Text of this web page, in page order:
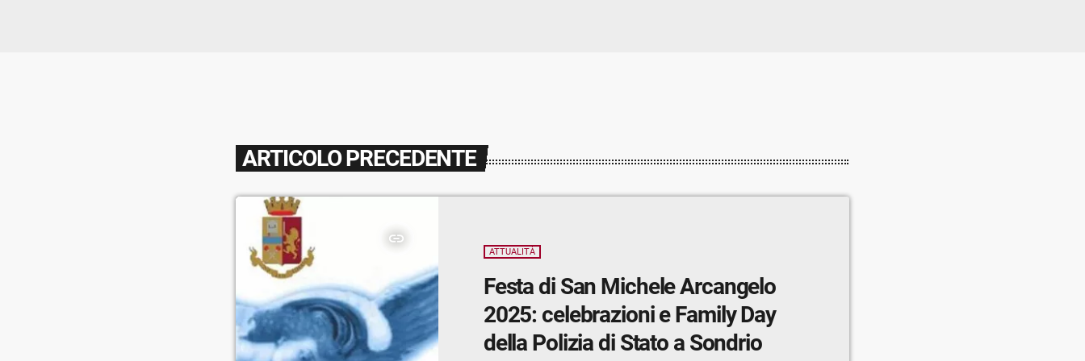
ARTICOLO PRECEDENTE
insert_link
ATTUALITÀ
Festa di San Michele Arcangelo
2025: celebrazioni e Family Day
della Polizia di Stato a Sondrio